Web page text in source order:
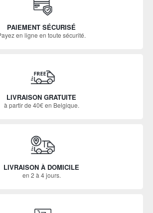
PAIEMENT SÉCURISÉ
en ligne en toute sécurité.
LIVRAISON GRATUITE
à partir de 40€ en Belgique.
LIVRAISON À DOMICILE
en 2 à 4 jours.